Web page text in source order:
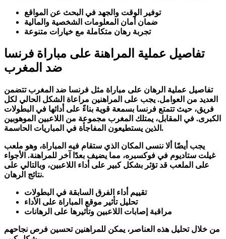
توفير الوقت والجهد في البحث عن المواقع
ضمان أمان المعلومات الشخصية والمالية
تجربة رهان متكاملة مع خيارات متنوعة
تفاصيل عملية المراهنة على مباراة فرنسا
ضد المغرب
تفاصيل عملية الرهان على مباراة مثل فرنسا ضد المغرب تتضمن
العديد من العوامل. يجب على المراهنين مراعاة الشكل الحالي لكل
فريق، حيث تتمتع فرنسا بسمعة قوية بناءً على أدائها في البطولات
الكبرى. في المقابل، يمتلك المغرب مجموعة من اللاعبين الموهوبين
الذين يستطيعون المفاجأة في المباريات الحاسمة.
يجب أيضًا ألا ننسى المكان الذي ستقام فيه المباراة، وهو ملعب
غيلت ستاديوم في فوكسبره، مما يضيف بعدًا آخر للمراهنة. الأجواء
على الملعب قد تؤثر بشكل كبير على أداء اللاعبين، وبالتالي على
نتائج الرهان.
تقييم أداء الفرق السابقة في البطولات
تحليل تأثير موقع المباراة على الأداء
مراقبة إصابات اللاعبين وتأثيرها على الرهانات
من خلال تحليل هذه العناصر، يمكن للمراهنين تحسين فرص نجاحهم